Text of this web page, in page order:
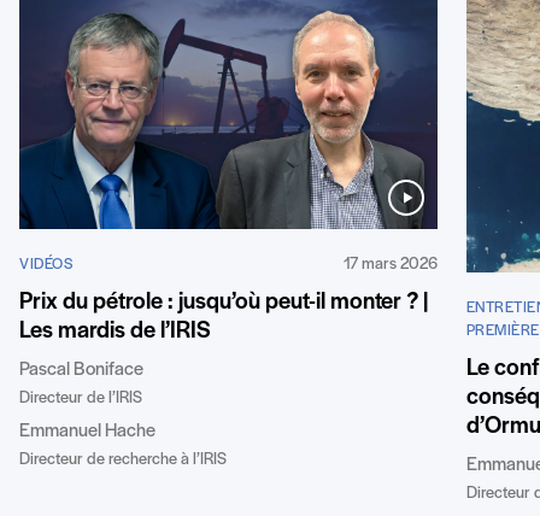
VIDÉOS 17 mars 2026
Prix du pétrole : jusqu’où peut-il monter ? |
Les mardis de l’IRIS
Pascal Boniface
Directeur de l’IRIS
Emmanuel Hache
Directeur de recherche à l’IRIS
Le
Directeur